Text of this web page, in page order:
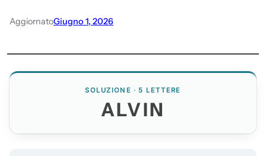
AggiornatoGiugno 1, 2026
SOLUZIONE · 5 LETTERE
ALVIN